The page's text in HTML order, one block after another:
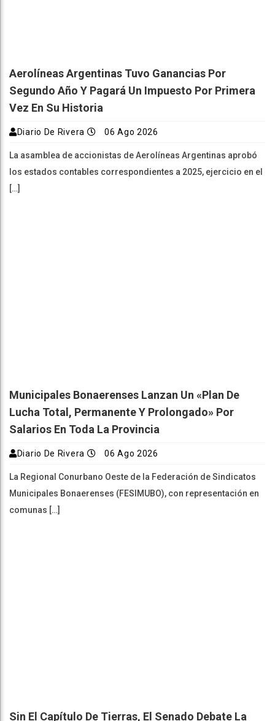
Aerolíneas Argentinas Tuvo Ganancias Por
Segundo Año Y Pagará Un Impuesto Por Primera
Vez En Su Historia
Diario De Rivera 06 Ago 2026
La asamblea de accionistas de Aerolíneas Argentinas aprobó
los estados contables correspondientes a 2025, ejercicio en el
[…]
Municipales Bonaerenses Lanzan Un «plan De
Lucha Total, Permanente Y Prolongado» Por
Salarios En Toda La Provincia
Diario De Rivera 06 Ago 2026
La Regional Conurbano Oeste de la Federación de Sindicatos
Municipales Bonaerenses (FESIMUBO), con representación en
comunas […]
Sin El Capítulo De Tierras, El Senado Debate La